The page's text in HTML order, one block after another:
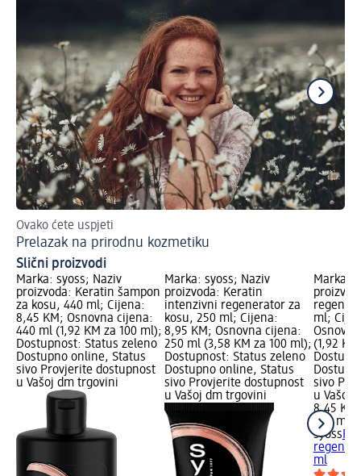
Ovako ćete uspjeti
Prelazak na prirodnu kozmetiku
Slični proizvodi
Marka: syoss; Naziv
proizvoda: Keratin šampon
za kosu, 440 ml; Cijena:
8,45 KM; Osnovna cijena:
440 ml (1,92 KM za 100 ml);
Dostupnost: Status zeleno
Dostupno online, Status
sivo Provjerite dostupnost
u Vašoj dm trgovini
Marka: syoss; Naziv
proizvoda: Keratin
intenzivni regenerator za
kosu, 250 ml; Cijena:
8,95 KM; Osnovna cijena:
250 ml (3,58 KM za 100 ml);
Dostupnost: Status zeleno
Dostupno online, Status
sivo Provjerite dostupnost
u Vašoj dm trgovini
Marka:
ml;
(1,92
sivo
u Vašoj
8,45 KM
440 ml
syoss
ml